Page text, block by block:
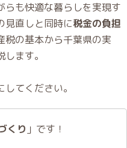
らも快適な暮らしを実現す
見直しと同時に税金の負担
税の基本から千葉県の実
ます。
てください。
くり 」です！